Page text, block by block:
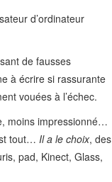
d’ordinateur
de fausses
à écrire si rassurante
vouées à l’échec.
moins impressionné…
tout… Il a le choix, des
pad, Kinect, Glass,